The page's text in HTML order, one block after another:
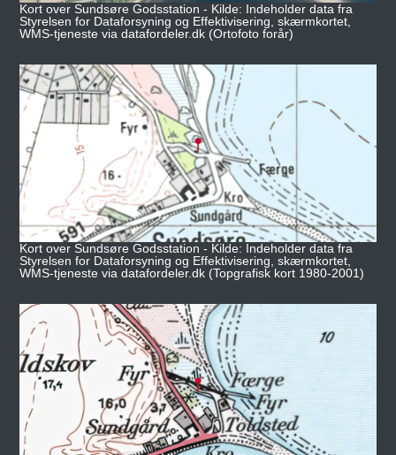
Kort over Sundsøre Godsstation - Kilde: Indeholder data fra
Styrelsen for Dataforsyning og Effektivisering, skærmkortet,
WMS-tjeneste via datafordeler.dk (Ortofoto forår)
Kort over Sundsøre Godsstation - Kilde: Indeholder data fra
Styrelsen for Dataforsyning og Effektivisering, skærmkortet,
WMS-tjeneste via datafordeler.dk (Topgrafisk kort 1980-2001)